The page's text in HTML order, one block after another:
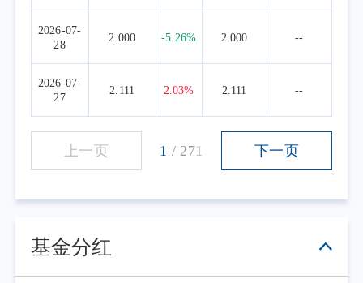
2026-07-
28
2.000 -5.26% 2.000 --
2026-07-
27
2.111 2.03% 2.111 --
上一页 1 / 271 下一页
基金分红